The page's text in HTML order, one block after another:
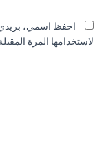
احفظ اسمي، بريدي
لاستخدامها المرة